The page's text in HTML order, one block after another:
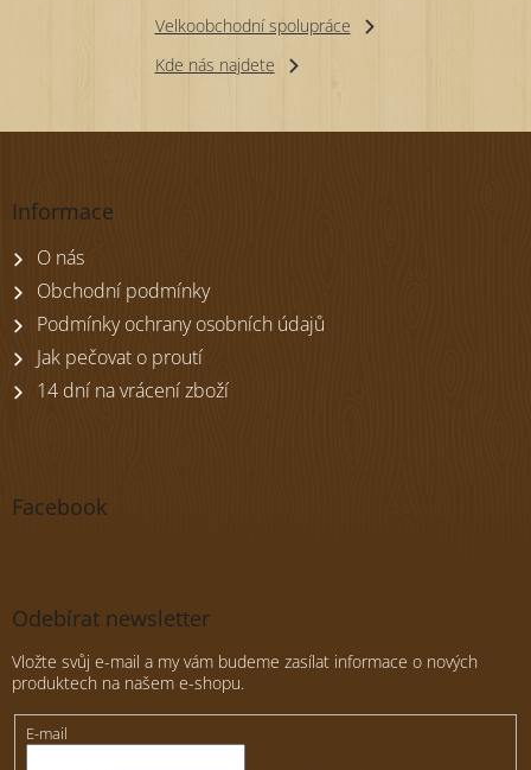
Velkoobchodní spolupráce
Kde nás najdete
Z
Informace
O nás
Obchodní podmínky
Podmínky ochrany osobních údajů
Jak pečovat o proutí
14 dní na vrácení zboží
Facebook
Odebírat newsletter
Vložte svůj e-mail a my vám budeme zasílat informace o nových
produktech na našem e-shopu.
E-mail